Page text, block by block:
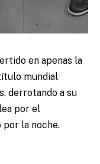
en apenas la
mundial
derrotando a su
por el
por la noche.